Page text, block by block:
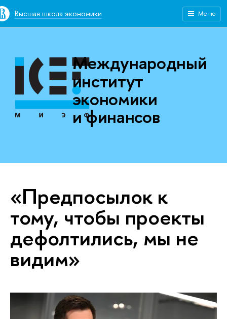
Высшая школа экономики Меню
Международный
институт
экономики
и финансов
«Предпосылок к
тому, чтобы проекты
дефолтились, мы не
видим»